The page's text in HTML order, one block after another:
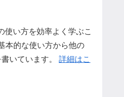
使い方を効率よく学ぶこ
本的な使い方から他の
いています。 詳細はこ